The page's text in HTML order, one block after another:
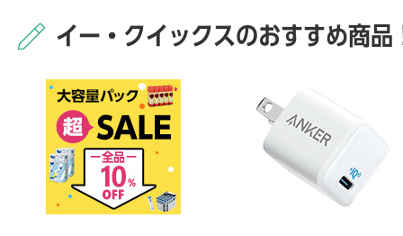
イー・クイックスのおすすめ商品